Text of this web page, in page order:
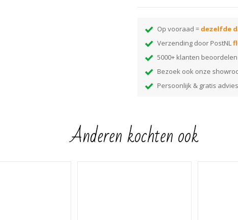
Op vooraad = dezelfde
Verzending door PostNL
5000+ klanten
Bezoek ook onze
Persoonlijk & gratis
Anderen kochten ook